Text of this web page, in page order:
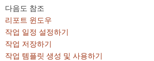
다음도 참조
리포트 윈도우
작업 일정 설정하기
작업 저장하기
작업 템플릿 생성 및 사용하기